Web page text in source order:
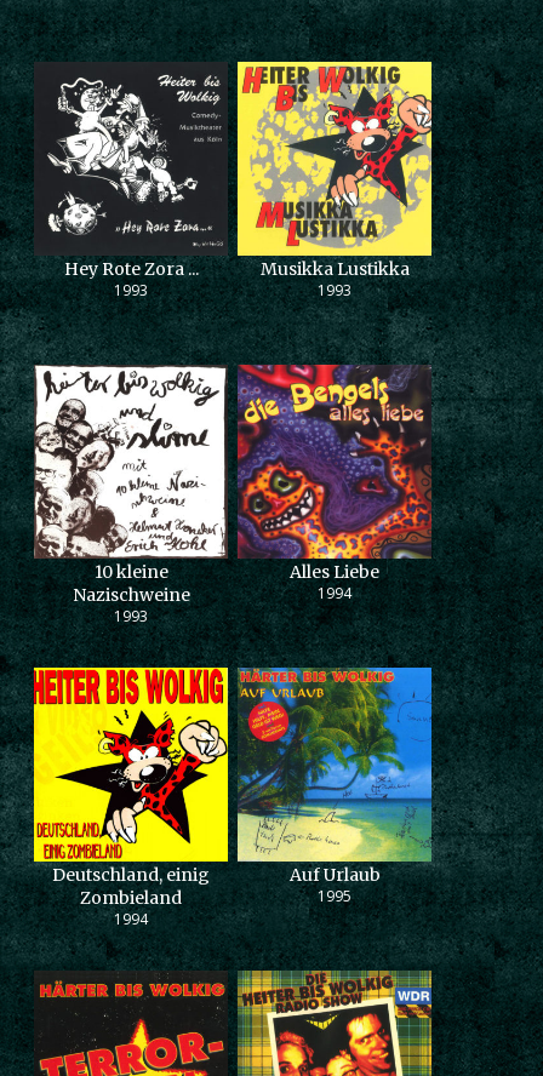
Hey Rote Zora ...
1993
Musikka Lustikka
1993
10 kleine
Nazischweine
1993
Alles Liebe
1994
Deutschland, einig
Zombieland
1994
Auf Urlaub
1995